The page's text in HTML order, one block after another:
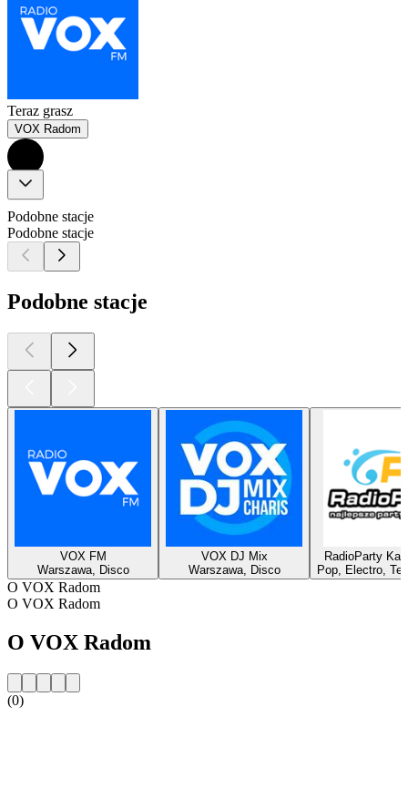
Teraz grasz
VOX Radom
Podobne stacje
Podobne stacje
Podobne stacje
VOX FM
Warszawa, Disco
VOX DJ Mix
Warszawa, Disco
RadioParty
Pop, Electro,
O VOX Radom
O VOX Radom
O VOX Radom
(0)